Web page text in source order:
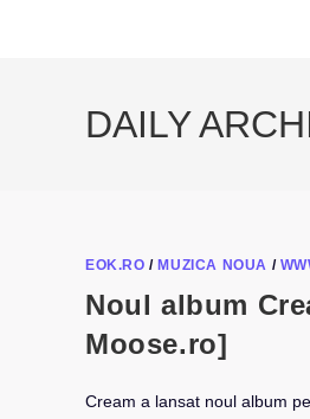
DAILY
EOK.RO / MUZICA NOUA /
Noul album
Moose.ro]
Cream a lansat noul album